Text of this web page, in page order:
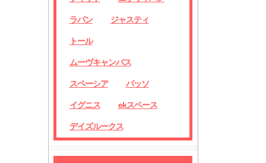
ラパン ジャスティ
トール
ムーヴキャンバス
スペーシア パッソ
イグニス ekスペース
デイズルークス